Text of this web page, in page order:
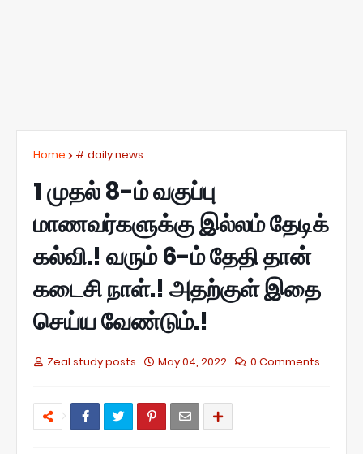
Home # daily news
1 முதல்‌ 8-ம்‌ வகுப்பு
மாணவர்களுக்கு இல்லம்‌ தேடிக்‌
கல்வி.! வரும் 6-ம் தேதி தான்
கடைசி நாள்.! அதற்குள் இதை
செய்ய வேண்டும்.!
Zeal study posts May 04, 2022 0 Comments